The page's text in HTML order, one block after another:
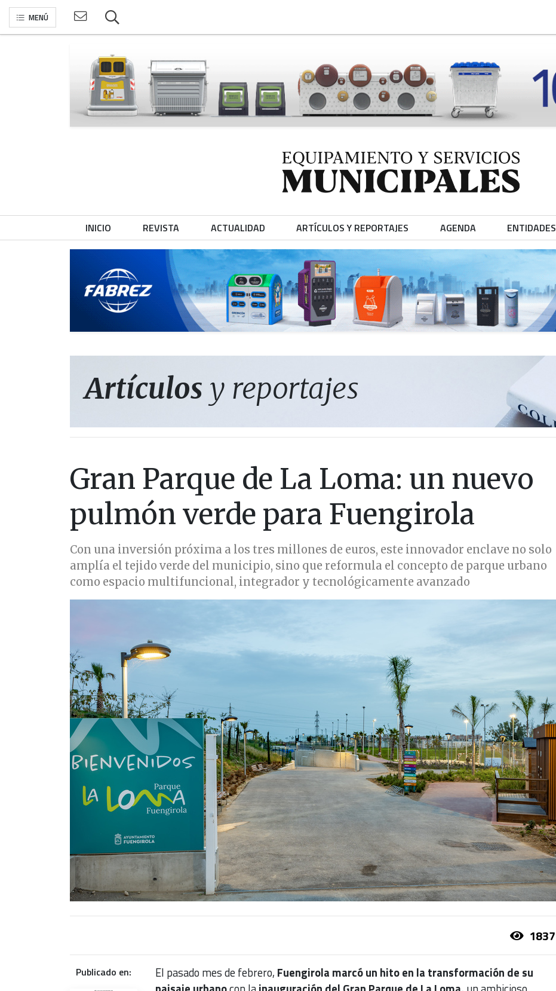
MENÚ
INICIO REVISTA ACTUALIDAD ARTÍCULOS Y REPORTAJES AGENDA ENTIDADES
Artículos y reportajes
Gran Parque de La Loma: un nuevo
pulmón verde para Fuengirola
Con una inversión próxima a los tres millones de euros, este innovador enclave no solo
amplía el tejido verde del municipio, sino que reformula el concepto de parque urbano
como espacio multifuncional, integrador y tecnológicamente avanzado
1837
Publicado en: El pasado mes de febrero, Fuengirola marcó un hito en la transformación de su